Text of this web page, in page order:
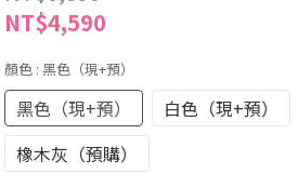
NT$4,590
顏色 : 黑色（現+預）
黑色（現+預）
白色（現+預）
橡木灰（預購）